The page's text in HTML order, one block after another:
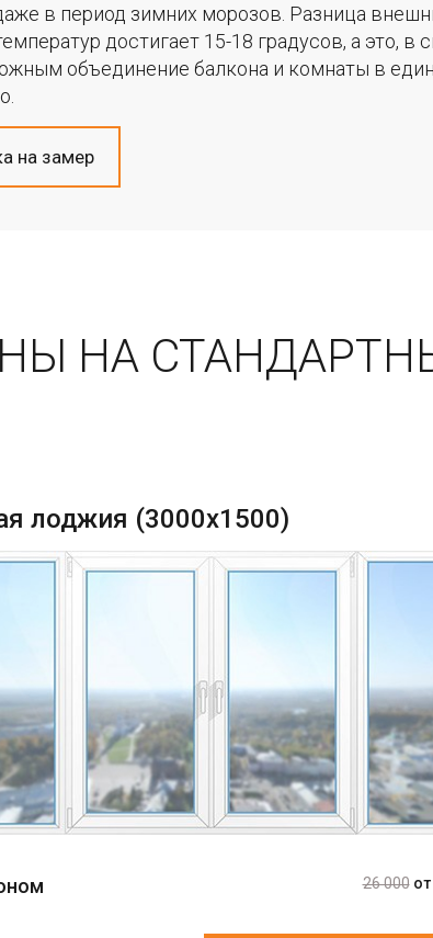
в период зимних морозов. Разница
достигает 15-18 градусов, а это, в
объединение балкона и комнаты в
на замер
НА
лоджия (3000х1500)
26 000